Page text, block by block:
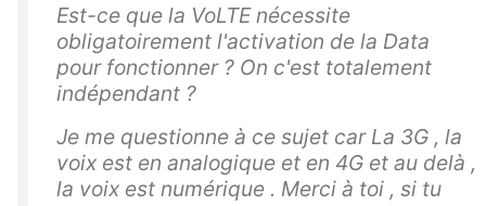
Est-ce que la VoLTE nécessite
obligatoirement l'activation de la Data
pour fonctionner ? On c'est totalement
indépendant ?
Je me questionne à ce sujet car La 3G , la
voix est en analogique et en 4G et au delà ,
la voix est numérique . Merci à toi , si tu